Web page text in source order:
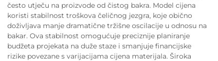
često utječu na proizvode od čistog bakra. Model cijena
koristi stabilnost troškova čeličnog jezgra, koje obično
doživljava manje dramatične tržišne oscilacije u odnosu na
bakar. Ova stabilnost omogućuje preciznije planiranje
budžeta projekata na duže staze i smanjuje financijske
rizike povezane s varijacijama cijena materijala. Široka